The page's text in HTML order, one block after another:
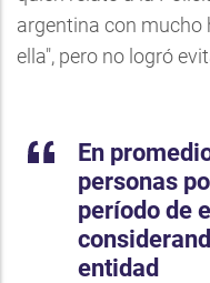
argentina con mucho
ella", pero no logró
En
personas
período de
entidad